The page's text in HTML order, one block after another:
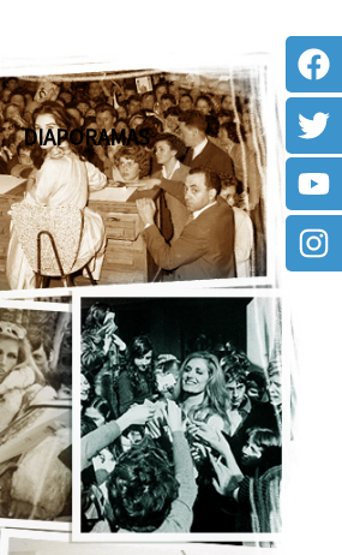
DIAPORAMAS